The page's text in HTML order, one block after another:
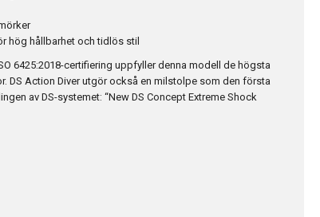
hög hållbarhet och tidlös stil
6425:2018-certifiering uppfyller denna modell de högsta
DS Action Diver utgör också en milstolpe som den första
av DS-systemet: “New DS Concept Extreme Shock